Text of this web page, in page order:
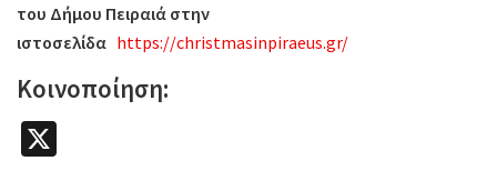
του Δήμου Πειραιά στην
ιστοσελίδα https://christmasinpiraeus.gr/
Κοινοποίηση: